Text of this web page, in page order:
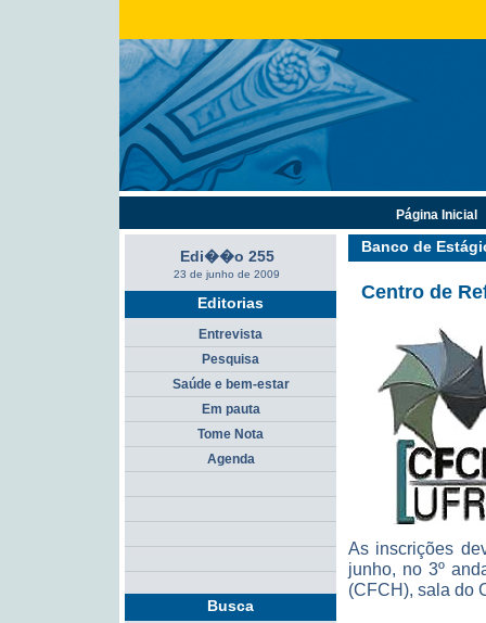
Banco de
Centro de
As inscrições
junho, no 3º
(CFCH), sala do
Edi��o 255
23 de junho de 2009
Editorias
Entrevista
Pesquisa
Saúde e bem-estar
Em pauta
Tome Nota
Agenda
Busca
Página Inicial